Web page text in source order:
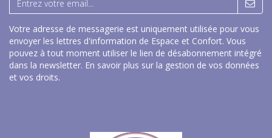
Votre adresse de messagerie est uniquement utilisée pour vous
envoyer les lettres d'information de Espace et Confort. Vous
pouvez à tout moment utiliser le lien de désabonnement intégré
dans la newsletter. En savoir plus sur la gestion de vos données
et vos droits.